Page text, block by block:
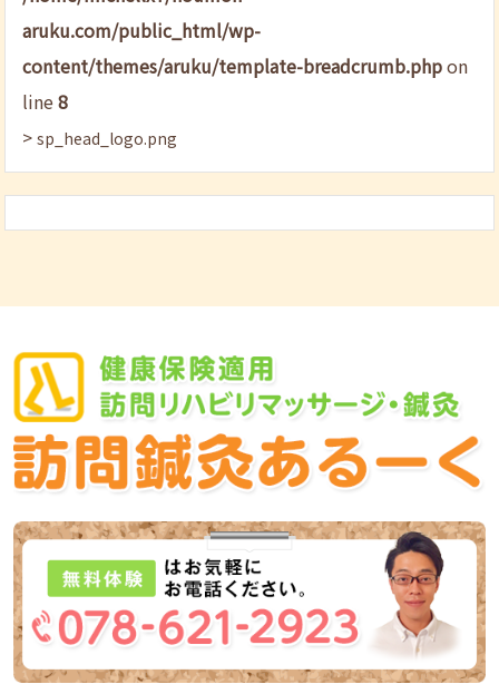
aruku.com/public_html/wp-
content/themes/aruku/template-breadcrumb.phpon
line8
>sp_head_logo.png